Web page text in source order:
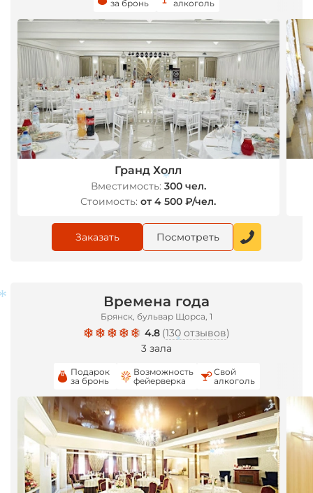
за бронь
алкоголь
Гранд Холл
Вместимость: 300 чел.
Стоимость: от 4 500 ₽/чел.
Заказать Посмотреть
Времена года
Брянск, бульвар Щорса, 1
4.8 (130 отзывов)
3 зала
Подарок
за бронь
Возможность
фейерверка
Свой
алкоголь
*
*